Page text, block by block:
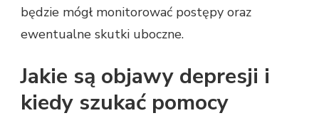
będzie mógł monitorować postępy oraz
ewentualne skutki uboczne.
Jakie są objawy depresji i
kiedy szukać pomocy